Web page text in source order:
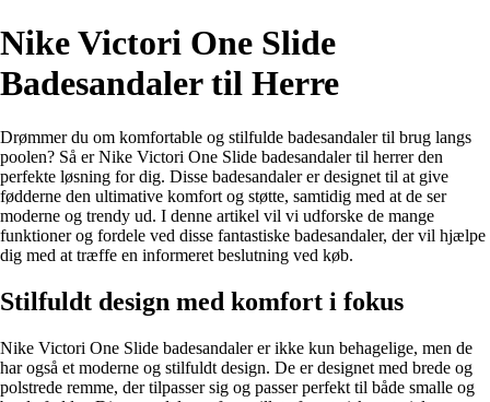
Nike Victori One Slide
Badesandaler til Herre
Drømmer du om komfortable og stilfulde badesandaler til brug langs
poolen? Så er Nike Victori One Slide badesandaler til herrer den
perfekte løsning for dig. Disse badesandaler er designet til at give
fødderne den ultimative komfort og støtte, samtidig med at de ser
moderne og trendy ud. I denne artikel vil vi udforske de mange
funktioner og fordele ved disse fantastiske badesandaler, der vil hjælpe
dig med at træffe en informeret beslutning ved køb.
Stilfuldt design med komfort i fokus
Nike Victori One Slide badesandaler er ikke kun behagelige, men de
har også et moderne og stilfuldt design. De er designet med brede og
polstrede remme, der tilpasser sig og passer perfekt til både smalle og